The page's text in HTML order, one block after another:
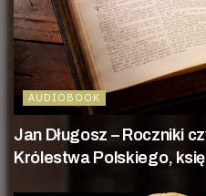
AUDIOBOOK
Jan Długosz – Roczniki
Królestwa Polskiego,